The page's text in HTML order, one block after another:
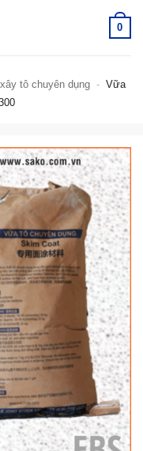
0
tô chuyên dụng - Vữa